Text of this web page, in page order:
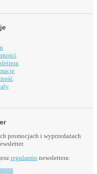
promocjach i wyprzedażach
regulamin newslettera: